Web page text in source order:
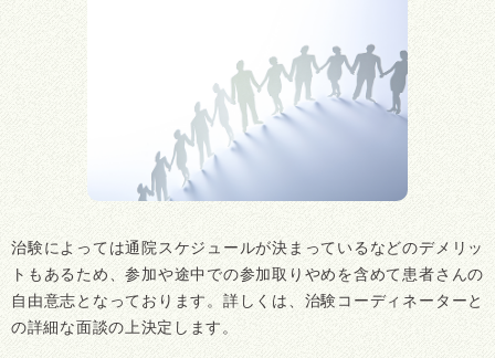
治験によっては通院スケジュールが決まっているなどのデメリッ
トもあるため、参加や途中での参加取りやめを含めて患者さんの
自由意志となっております。詳しくは、治験コーディネーターと
の詳細な面談の上決定します。